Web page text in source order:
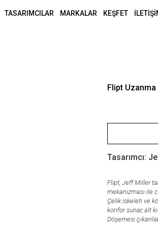
TASARIMCILAR MARKALAR KEŞFET
Flipt
Tasarımcı:
Flipt, Jeff Miller
mekanizması ile
Çelik iskeleti ve
konfor sunar, alt
Döşemesi